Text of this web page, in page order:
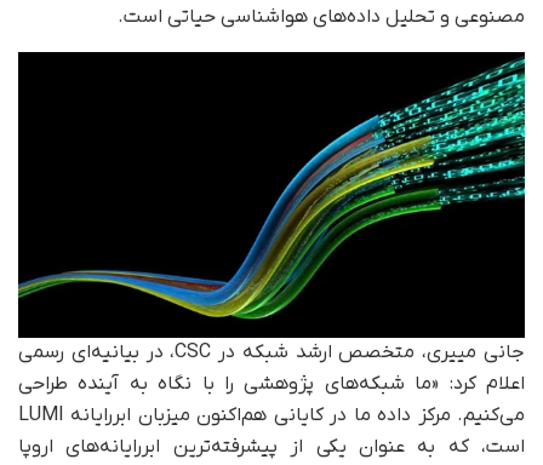
مصنوعی و تحلیل داده‌های هواشناسی حیاتی است.
جانی مییری، متخصص ارشد شبکه در CSC، در بیانیه‌ای رسمی
اعلام کرد: «ما شبکه‌های پژوهشی را با نگاه به آینده طراحی
می‌کنیم. مرکز داده ما در کایانی هم‌اکنون میزبان ابررایانه LUMI
است، که به‌ عنوان یکی از پیشرفته‌ترین ابررایانه‌های اروپا